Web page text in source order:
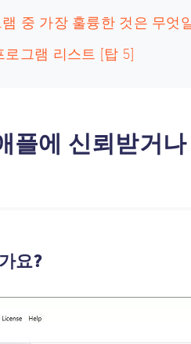
중 가장 훌륭한 것은 무엇
로그램 리스트 [탑 5]
플에 신뢰받거
요?